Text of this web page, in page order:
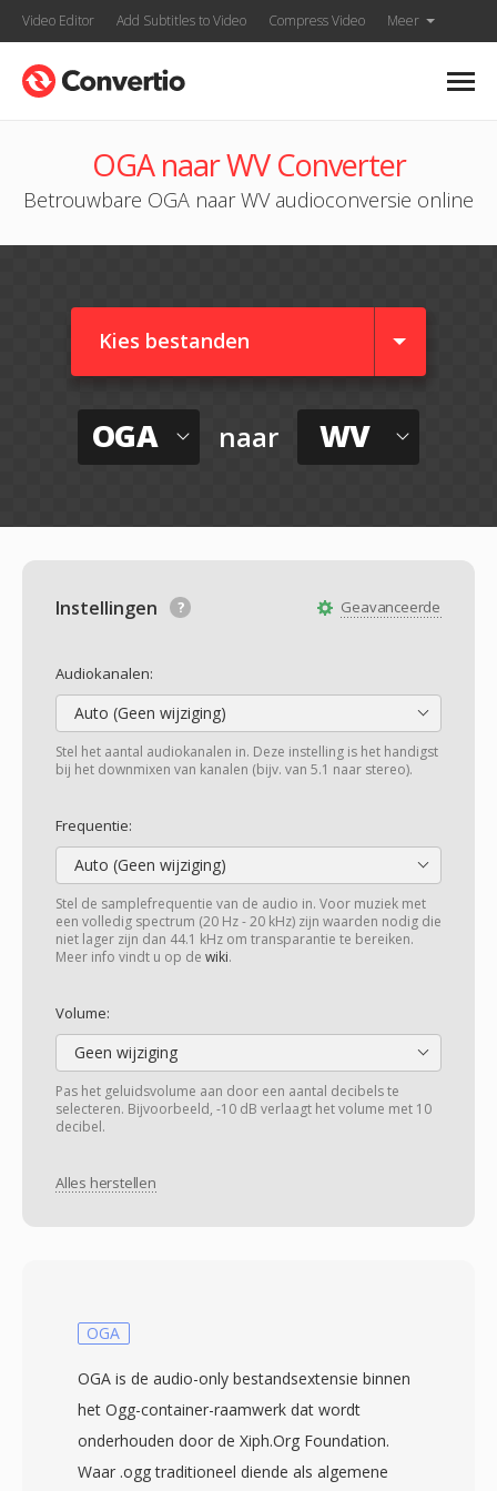
Video Editor Add Subtitles to Video Compress Video Meer
OGA naar WV Converter
Betrouwbare OGA naar WV audioconversie online
Kies bestanden
OGA naar WV
Geavanceerde
Instellingen
Audiokanalen:
Auto (Geen wijziging)
Stel het aantal audiokanalen in. Deze instelling is het handigst
bij het downmixen van kanalen (bijv. van 5.1 naar stereo).
Frequentie:
Auto (Geen wijziging)
Stel de samplefrequentie van de audio in. Voor muziek met
een volledig spectrum (20 Hz - 20 kHz) zijn waarden nodig die
niet lager zijn dan 44.1 kHz om transparantie te bereiken.
Meer info vindt u op de wiki.
Volume:
Geen wijziging
Pas het geluidsvolume aan door een aantal decibels te
selecteren. Bijvoorbeeld, -10 dB verlaagt het volume met 10
decibel.
Alles herstellen
OGA
OGA is de audio-only bestandsextensie binnen
het Ogg-container-raamwerk dat wordt
onderhouden door de Xiph.Org Foundation.
Waar .ogg traditioneel diende als algemene